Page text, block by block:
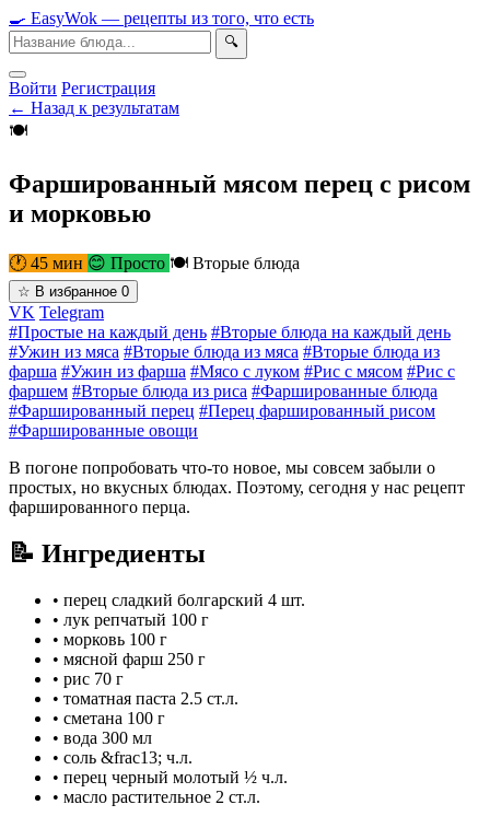
🍳 EasyWok — рецепты из того, что есть
🔍
Войти Регистрация
← Назад к результатам
🍽
Фаршированный мясом перец с рисом
и морковью
🕐 45 мин 😊 Просто 🍽 Вторые блюда
☆ В избранное 0
VK Telegram
#Простые на каждый день #Вторые блюда на каждый день
#Ужин из мяса #Вторые блюда из мяса #Вторые блюда из
фарша #Ужин из фарша #Мясо с луком #Рис с мясом #Рис с
фаршем #Вторые блюда из риса #Фаршированные блюда
#Фаршированный перец #Перец фаршированный рисом
#Фаршированные овощи
В погоне попробовать что-то новое, мы совсем забыли о
простых, но вкусных блюдах. Поэтому, сегодня у нас рецепт
фаршированного перца.
📝 Ингредиенты
• перец сладкий болгарский 4 шт.
• лук репчатый 100 г
• морковь 100 г
• мясной фарш 250 г
• рис 70 г
• томатная паста 2.5 ст.л.
• сметана 100 г
• вода 300 мл
• соль &frac13; ч.л.
• перец черный молотый ½ ч.л.
• масло растительное 2 ст.л.